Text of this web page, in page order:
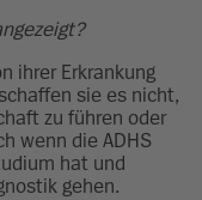
ihrer Erkrankung
sie es nicht,
zu führen oder
wenn die ADHS
hat und
gehen.